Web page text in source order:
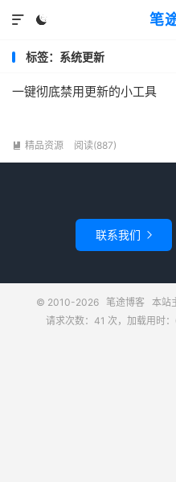
笔


标签：系统更新
一键彻底禁用更新的小工具
 精品资源 阅读(887)
联系我们 
© 2010-2026 笔途博客 本站
请求次数：41 次，加载用时